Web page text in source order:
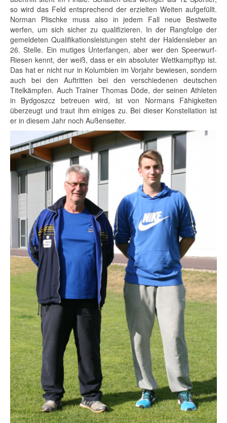
so wird das Feld entsprechend der erzielten Weiten aufgefüllt.
Norman Plischke muss also in jedem Fall neue Bestweite
werfen, um sich sicher zu qualifizieren. In der Rangfolge der
gemeldeten Qualifikationsleistungen steht der Haldensleber an
26. Stelle. Ein mutiges Unterfangen, aber wer den Speerwurf-
Riesen kennt, der weiß, dass er ein absoluter Wettkampftyp ist.
Das hat er nicht nur in Kolumbien im Vorjahr bewiesen, sondern
auch bei den Auftritten bei den verschiedenen deutschen
Titelkämpfen. Auch Trainer Thomas Döde, der seinen Athleten
in Bydgoszcz betreuen wird, ist von Normans Fähigkeiten
überzeugt und traut ihm einiges zu. Bei dieser Konstellation ist
er in diesem Jahr noch Außenseiter.